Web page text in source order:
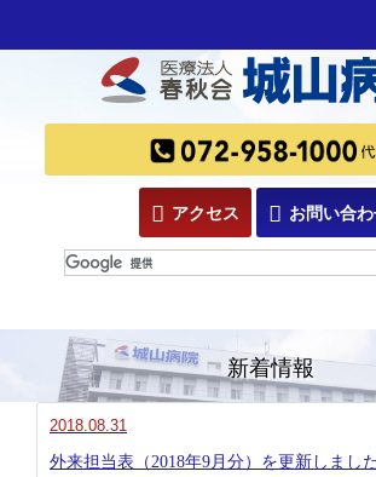
アクセス お問い合
新着情報
2018.08.31
外来担当表（2018年9月分）を更新しました